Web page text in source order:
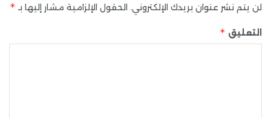
لن يتم نشر عنوان بريدك الإلكتروني. الحقول الإلزامية مشار إليها بـ *
التعليق *